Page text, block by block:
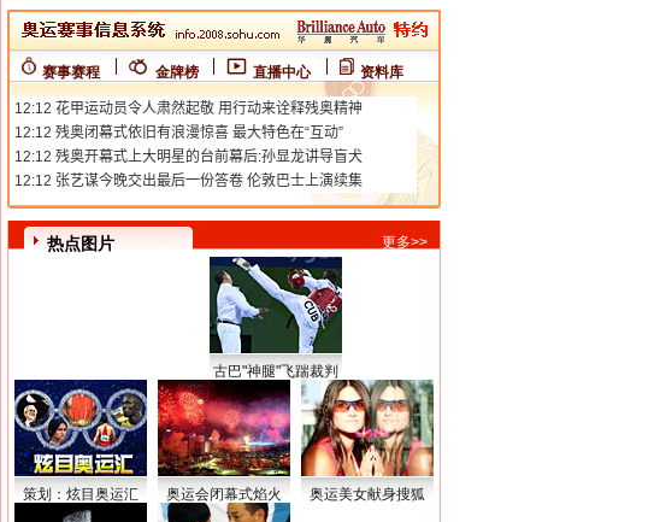
赛事赛程 金牌榜 直播中心 资料库
热点图片 更多>>
古巴"神腿"飞踹裁判
策划：炫目奥运汇 奥运会闭幕式焰火 奥运美女献身搜狐